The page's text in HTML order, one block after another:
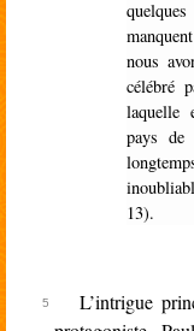
nous
célébré
laquelle
pays de
13).
L’intrigue